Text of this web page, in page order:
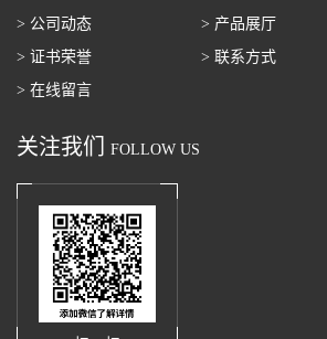
> 公司动态
> 产品展厅
> 证书荣誉
> 联系方式
> 在线留言
关注我们 FOLLOW US